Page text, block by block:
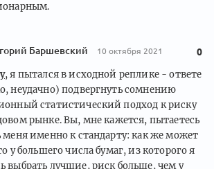
Баршевский 10 октября 2021 0
, я пытался в исходной реплике - ответе
неудачно) подвергнуть сомнению
статистический подход к риску
рынке. Вы, мне кажется, пытаетесь
меня именно к стандарту: как же может
у большего числа бумаг, из которого я
выбрать лучшие, риск больше, чем у